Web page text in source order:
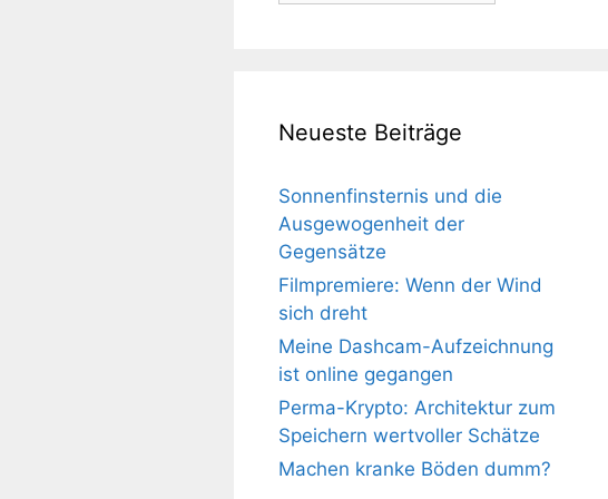
Neueste Beiträge
Sonnenfinsternis und die
Ausgewogenheit der
Gegensätze
Filmpremiere: Wenn der Wind
sich dreht
Meine Dashcam-Aufzeichnung
ist online gegangen
Perma-Krypto: Architektur zum
Speichern wertvoller Schätze
Machen kranke Böden dumm?